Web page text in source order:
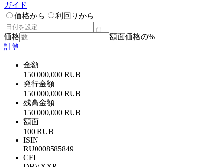
ガイド
価格から
利回りから
価格
額面価格の%
計算
金額
150,000,000 RUB
発行金額
150,000,000 RUB
残高金額
150,000,000 RUB
額面
100 RUB
ISIN
RU0008585849
CFI